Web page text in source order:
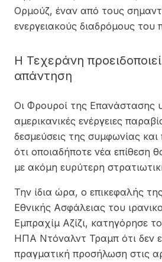
Ορμούζ, έναν από τους
ενεργειακούς διαδρόμους του
Η Τεχεράνη
απάντηση
Οι Φρουροί της Επανάστασης
αμερικανικές ενέργειες
δεσμεύσεις της συμφωνίας και
ότι οποιαδήποτε νέα επίθεση
με ακόμη ευρύτερη
Την ίδια ώρα, ο επικεφαλής
Εθνικής Ασφάλειας του
Εμπραχίμ Αζίζι, κατηγόρησε
ΗΠΑ Ντόναλντ Τραμπ ότι δεν
πραγματική προσήλωση στις